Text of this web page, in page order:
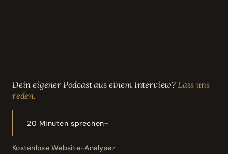
Dein eigener Podcast aus einem Interview?Lass uns
reden.
20 Minuten sprechen
Kostenlose Website-Analyse